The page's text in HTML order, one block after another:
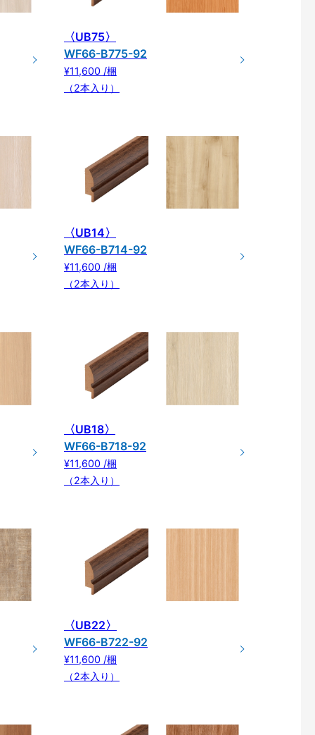
〈UB75〉
WF66-B775-92
¥11,600 /梱
（2本入り）
〈UB14〉
WF66-B714-92
¥11,600 /梱
（2本入り）
〈UB18〉
WF66-B718-92
¥11,600 /梱
（2本入り）
〈UB22〉
WF66-B722-92
¥11,600 /梱
（2本入り）